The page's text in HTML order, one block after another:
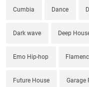
Cumbia Dance
Dark wave Deep
Emo Hip-hop
Future House Garage